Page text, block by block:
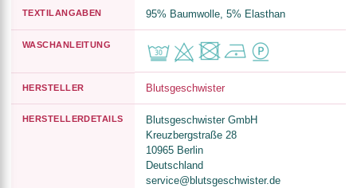
TEXTILANGABEN 95% Baumwolle, 5% Elasthan
WASCHANLEITUNG
HERSTELLER Blutsgeschwister
HERSTELLERDETAILS
Blutsgeschwister GmbH
Kreuzbergstraße 28
10965 Berlin
Deutschland
service@blutsgeschwister.de